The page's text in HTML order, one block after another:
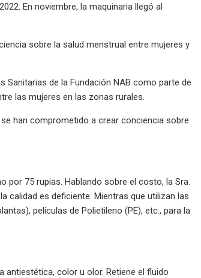
En noviembre, la maquinaria llegó al
sobre la salud menstrual entre mujeres y
Sanitarias de la Fundación NAB como parte de
las mujeres en las zonas rurales.
han comprometido a crear conciencia sobre
por 75 rupias. Hablando sobre el costo, la Sra.
calidad es deficiente. Mientras que utilizan las
películas de Polietileno (PE), etc., para la
antiestética, color u olor. Retiene el fluido